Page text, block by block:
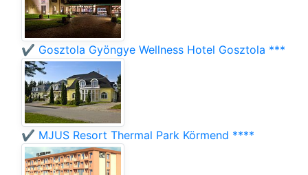
✔️ Gosztola Gyöngye Wellness Hotel Gosztola ***
✔️ MJUS Resort Thermal Park Körmend ****